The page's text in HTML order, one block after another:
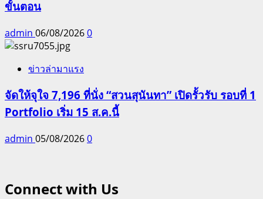
ขั้นตอน
admin 06/08/20260
ข่าวล่ามาแรง
จัดให้จุใจ 7,196 ที่นั่ง “สวนสุนันทา” เปิดรั้วรับ รอบที่ 1
Portfolio เริ่ม 15 ส.ค.นี้
admin 05/08/20260
Connect with Us